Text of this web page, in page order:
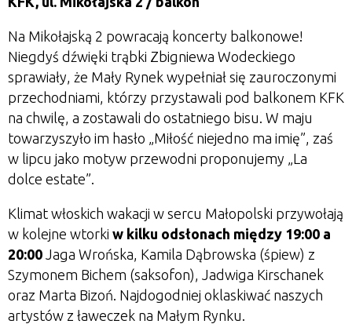
Na Mikołajską 2 powracają koncerty balkonowe!
Niegdyś dźwięki trąbki Zbigniewa Wodeckiego
sprawiały, że Mały Rynek wypełniał się zauroczonymi
przechodniami, którzy przystawali pod balkonem KFK
na chwilę, a zostawali do ostatniego bisu. W maju
towarzyszyło im hasło „Miłość niejedno ma imię”, zaś
w lipcu jako motyw przewodni proponujemy „La
dolce estate”.
Klimat włoskich wakacji w sercu Małopolski przywołają
w kolejne wtorki w kilku odsłonach między 19:00 a
20:00 Jaga Wrońska, Kamila Dąbrowska (śpiew) z
Szymonem Bichem (saksofon), Jadwiga Kirschanek
oraz Marta Bizoń. Najdogodniej oklaskiwać naszych
artystów z ławeczek na Małym Rynku.